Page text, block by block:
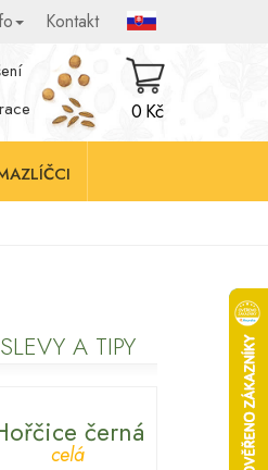
Kontakt
0 Kč
SLEVY A TIPY
černá
celá